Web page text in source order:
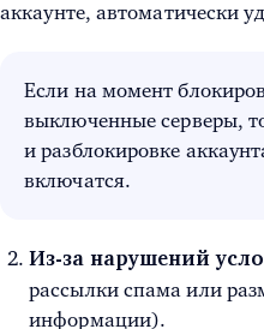
аккаунте, автоматически
Если на момент
выключенные серверы,
и разблокировке
включатся.
Из-за нарушений
рассылки спама или
информации).